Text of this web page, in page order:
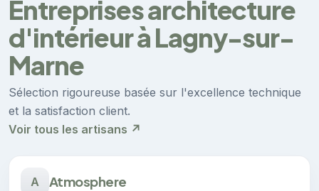
Entreprises architecture
d'intérieur à Lagny-sur-
Marne
Sélection rigoureuse basée sur l'excellence technique
et la satisfaction client.
Voir tous les artisans ↗
A Atmosphere